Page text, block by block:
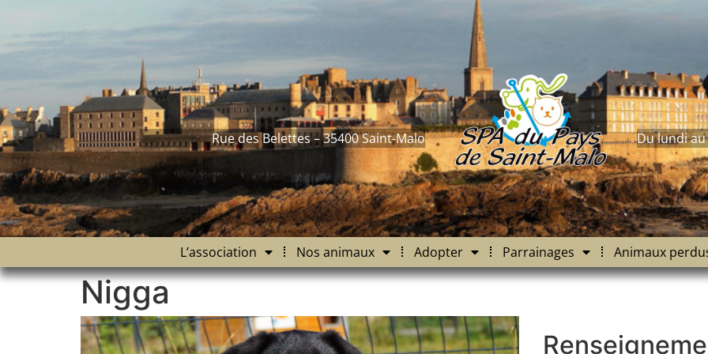
Rue des Belettes – 35400 Saint-Malo Du lundi au
L’association Nos animaux Adopter Parrainages Animaux
Nigga